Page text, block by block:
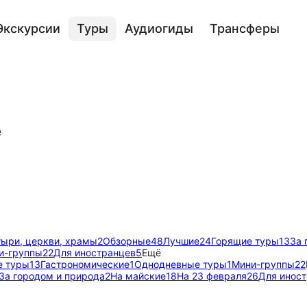
Туры Аудиогиды Трансферы
церкви, храмы2Обзорные48Лучшие24Горящие туры13За
группы22Для иностранцев5Ещё
туры13Гастрономические1Однодневные туры1Мини-группы22
городом и природа2На майские18На 23 февраля26Для